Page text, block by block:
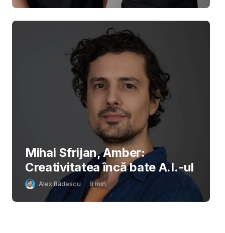
Mihai Sfrijan, Amber:
Creativitatea încă bate A.I.-ul
Alex Rădescu 8min